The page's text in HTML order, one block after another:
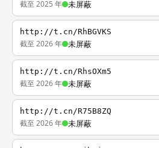
截至 2025 年 未屏蔽
http://t.cn/RhBGVKS
截至 2026 年 未屏蔽
http://t.cn/RhsOXm5
截至 2026 年 未屏蔽
http://t.cn/R75B8ZQ
截至 2026 年 未屏蔽